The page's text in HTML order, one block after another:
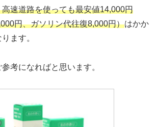
速道路を使っても最安値14,000円
円、ガソリン代往復8,000円）はかか
ます。
考になればと思います。